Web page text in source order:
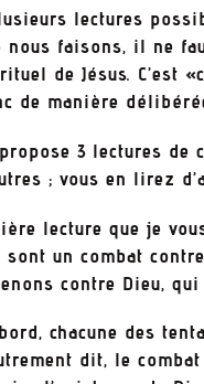
lectures possibles
nous faisons, il ne
de Jésus. C’est
de manière
3 lectures de ces
; vous en lirez
que je vous
sont un combat
contre Dieu,
des
dit, le